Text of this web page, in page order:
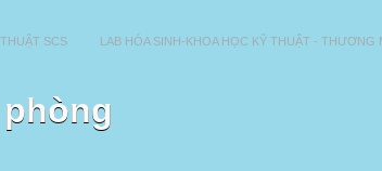
SCS LAB HÓA SINH-KHOA HỌC KỸ THUẬT - THƯƠNG